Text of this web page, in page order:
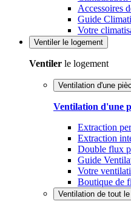
Accessoires
Guide
Votre
Ventiler le logement
Ventiler le logement
Ventilation d'une
Ventilation d'une
Extraction
Extraction
Double flux
Guide
Votre
Boutique de
Ventilation de tout